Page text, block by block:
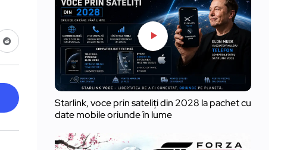
Starlink, voce prin sateliți din 2028 la pachet cu
date mobile oriunde în lume